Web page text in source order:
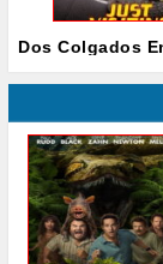
Dos Colgados